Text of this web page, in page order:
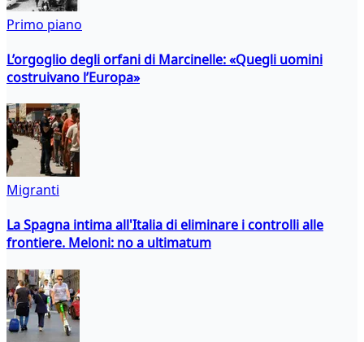
Primo piano
L’orgoglio degli orfani di Marcinelle: «Quegli uomini
costruivano l’Europa»
Migranti
La Spagna intima all'Italia di eliminare i controlli alle
frontiere. Meloni: no a ultimatum